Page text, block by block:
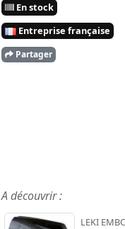
En stock
Entreprise française
Partager
A découvrir :
LEKI